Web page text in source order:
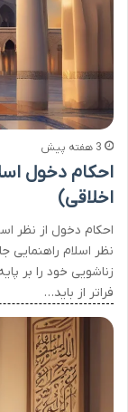
3 هفته پیش
احکام دخول
اخلاقی)
احکام دخول از نظر
نظر اسلام راهنمایی
زناشویی خود را بر
فراتر از باید…